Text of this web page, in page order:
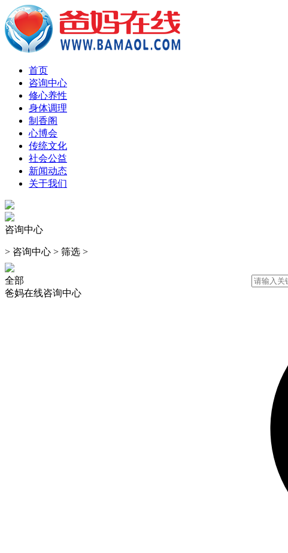
首页
咨询中心
修心养性
身体调理
制香阁
心博会
传统文化
社会公益
新闻动态
关于我们
咨询中心
> 咨询中心 > 筛选 >
全部
爸妈在线咨询中心